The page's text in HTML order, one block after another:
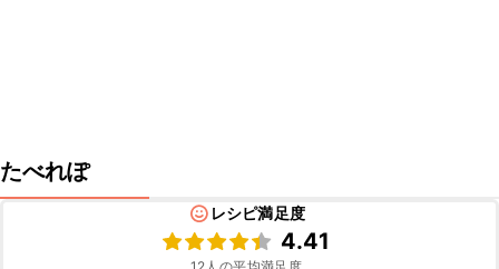
たべれぽ
レシピ満足度
4.41